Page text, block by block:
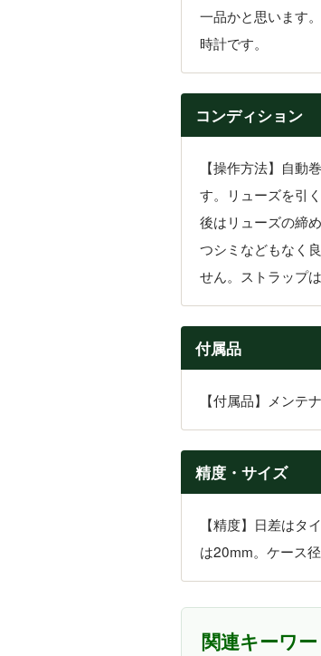
一品かと思います
時計です。
コンディション
【操作方法】自
す。リューズを引
後はリューズの締
つシミなどもなく
せん。ストラップ
付属品
【付属品】メン
精度・サイズ
【精度】日差は
は20mm。ケース
関連キーワ